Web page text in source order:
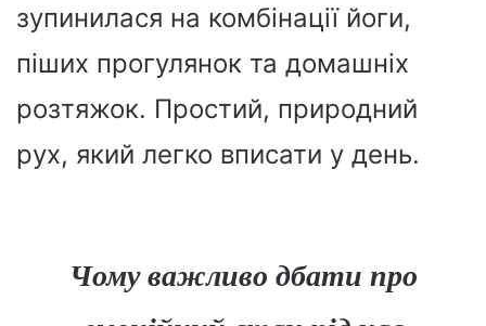
зупинилася на комбінації йоги,
піших прогулянок та домашніх
розтяжок. Простий, природний
рух, який легко вписати у день.
Чому важливо дбати про